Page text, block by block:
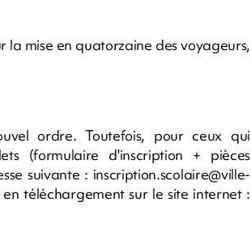
la mise en quatorzaine des voyageurs,
ordre. Toutefois, pour ceux qui
(formulaire d'inscription + pièces
suivante : inscription.scolaire@ville-
téléchargement sur le site internet :